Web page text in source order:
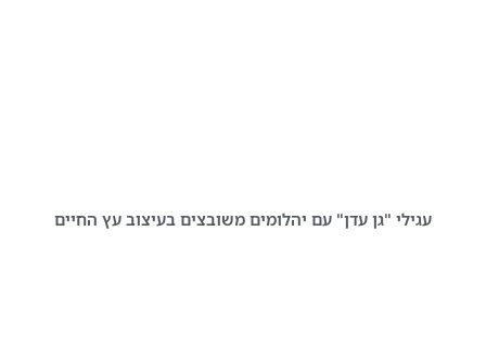
עגילי "גן עדן" עם יהלומים משובצים בעיצוב עץ החיים